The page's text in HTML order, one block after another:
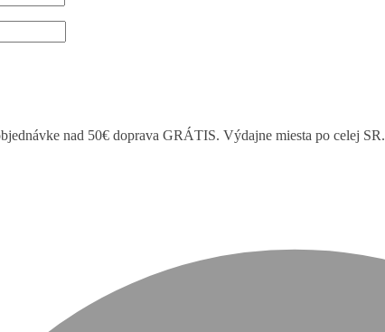
nad 50€ doprava GRÁTIS. Výdajne miesta po celej SR.